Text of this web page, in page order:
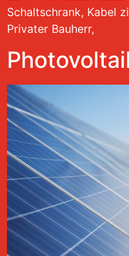
Schaltschrank, Kabel
Privater Bauherr,